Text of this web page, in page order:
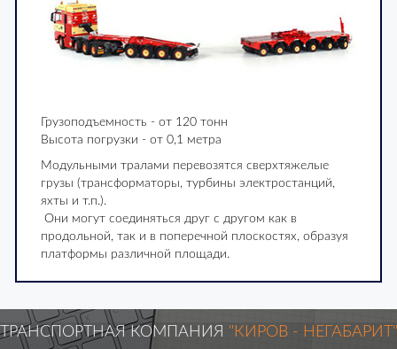
Грузоподъемность - от 120 тонн
Высота погрузки - от 0,1 метра
Модульными тралами перевозятся сверхтяжелые
грузы (трансформаторы, турбины электростанций,
яхты и т.п.).
Они могут соединяться друг с другом как в
продольной, так и в поперечной плоскостях, образуя
платформы различной площади.
ТРАНСПОРТНАЯ КОМПАНИЯ "КИРОВ - НЕГАБАРИТ"